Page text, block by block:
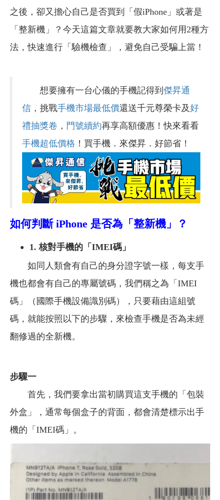
之後，卻又擔心自己是否買到「假iPhone」或著是
「整新機」？今天這篇文章就要教大家如何用2種方
法，快速進行「驗機檢查」，避免自己受騙上當！
想要擁有一台心儀的手機記得到 傑昇通
信 ，挑戰手機市場最低價還送千元尊榮卡及好
禮抽獎卷 ， 門號續約再享高額優惠！快來看看
手機超低價格 ！買手機．來傑昇．好節省！
如何判斷 iPhone 是否為「整新機」？
1. 核對手機的「IMEI碼」
如同人類會有自己的身分證字號一樣，每支手
機也都會有自己的專屬號碼，我們稱之為「IMEI
碼」（國際手機設備識別碼），只要藉由這組號
碼，就能按照以下的步驟，來檢查手機是否為未經
翻修過的全新機。
步驟一
首先，我們要拿出當初購買這支手機的「包裝
外盒」，通常每個盒子的背面，都會清楚標示出手
機的「IMEI碼」。